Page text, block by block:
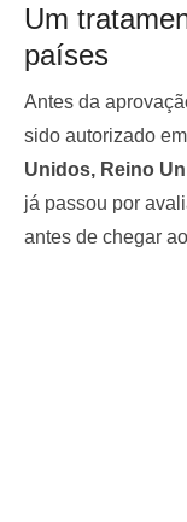
Um
países
Antes da
sido autorizado
Unidos, Reino
já passou por
antes de chegar